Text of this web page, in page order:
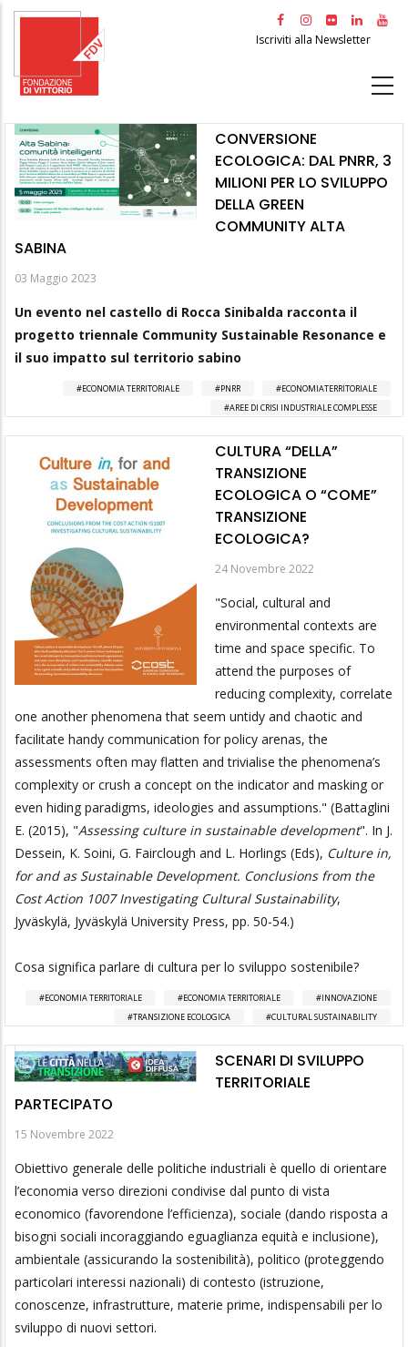
Salta
principale
Iscriviti alla Newsletter
CONVERSIONE
ECOLOGICA: DAL PNRR, 3
MILIONI PER LO SVILUPPO
DELLA GREEN
COMMUNITY ALTA
SABINA
03 Maggio 2023
Un evento nel castello di Rocca Sinibalda racconta il
progetto triennale Community Sustainable Resonance e
il suo impatto sul territorio sabino
ECONOMIA TERRITORIALE PNRR
ECONOMIATERRITORIALE
AREE DI CRISI INDUSTRIALE COMPLESSE
CULTURA “DELLA”
TRANSIZIONE
ECOLOGICA O “COME”
TRANSIZIONE
ECOLOGICA?
24 Novembre 2022
"Social, cultural and
environmental contexts are
time and space specific. To
attend the purposes of
reducing complexity, correlate
one another phenomena that seem untidy and chaotic and
facilitate handy communication for policy arenas, the
assessments often may flatten and trivialise the phenomena’s
complexity or crush a concept on the indicator and masking or
even hiding paradigms, ideologies and assumptions." (Battaglini
E. (2015), "Assessing culture in sustainable development". In J.
Dessein, K. Soini, G. Fairclough and L. Horlings (Eds), Culture in,
for and as Sustainable Development. Conclusions from the
Cost Action 1007 Investigating Cultural Sustainability,
Jyväskylä, Jyväskylä University Press, pp. 50-54.)
Cosa significa parlare di cultura per lo sviluppo sostenibile?
ECONOMIA TERRITORIALE ECONOMIA TERRITORIALE
INNOVAZIONE
TRANSIZIONE ECOLOGICA
CULTURAL SUSTAINABILITY
SCENARI DI SVILUPPO
TERRITORIALE
PARTECIPATO
15 Novembre 2022
Obiettivo generale delle politiche industriali è quello di orientare
l’economia verso direzioni condivise dal punto di vista
economico (favorendone l’efficienza), sociale (dando risposta a
bisogni sociali incoraggiando eguaglianza equità e inclusione),
ambientale (assicurando la sostenibilità), politico (proteggendo
particolari interessi nazionali) di contesto (istruzione,
conoscenze, infrastrutture, materie prime, indispensabili per lo
sviluppo di nuovi settori.